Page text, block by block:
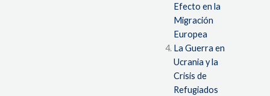
Efecto en la
Migración
Europea
La Guerra en
Ucrania y la
Crisis de
Refugiados